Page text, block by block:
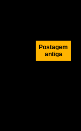
Postagem
antiga